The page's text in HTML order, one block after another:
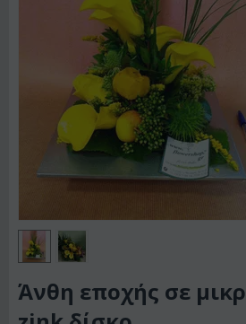
Άνθη εποχής σε